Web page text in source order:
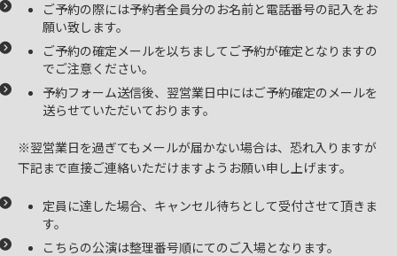
ご予約の際には予約者全員分のお名前と電話番号の記入をお
願い致します。
ご予約の確定メールを以ちましてご予約が確定となりますの
でご注意ください。
予約フォーム送信後、翌営業日中にはご予約確定のメールを
送らせていただいております。
※翌営業日を過ぎてもメールが届かない場合は、恐れ入りますが
下記まで直接ご連絡いただけますようお願い申し上げます。
定員に達した場合、キャンセル待ちとして受付させて頂きま
す。
こちらの公演は整理番号順にてのご入場となります。